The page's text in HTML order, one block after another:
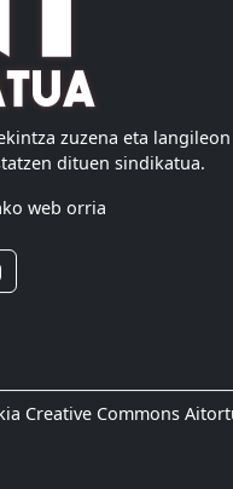
zuzena eta langileon
dituen sindikatua.
web orria
Creative Commons